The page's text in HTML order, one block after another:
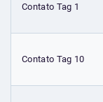
Contato Tag 1
Contato Tag 10